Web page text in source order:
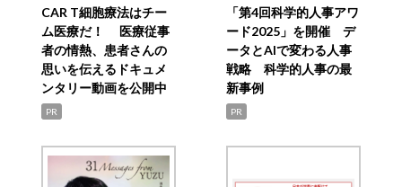
CAR T細胞療法はチー
ム医療だ！ 医療従事
者の情熱、患者さんの
思いを伝えるドキュメ
ンタリー動画を公開中
PR
「第4回科学的人事アワ
ード2025」を開催 デ
ータとAIで変わる人事
戦略 科学的人事の最
新事例
PR